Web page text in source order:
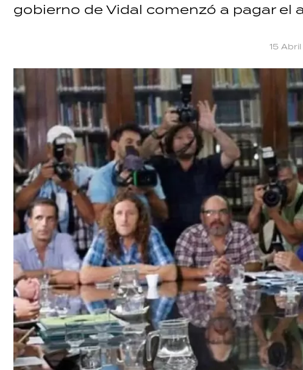
gobierno de Vidal comenzó a pagar el
15